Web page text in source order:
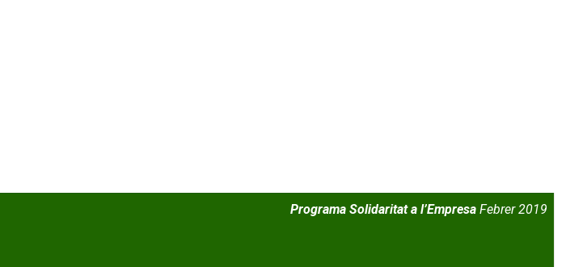
Programa Solidaritat a l’Empresa Febrer 2019